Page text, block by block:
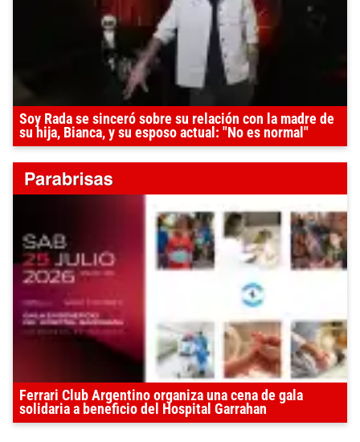
Soy Rada se sinceró sobre su relación con la madre de
su hija, Bianca, y su esposo actual: "No es normal"
Ferrari Club Argentino organiza una cena de gala
solidaria a beneficio del Hospital Garrahan